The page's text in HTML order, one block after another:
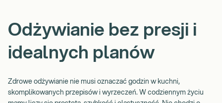
Odżywianie bez presji i
idealnych planów
Zdrowe odżywianie nie musi oznaczać godzin w kuchni,
skomplikowanych przepisów i wyrzeczeń. W codziennym życiu